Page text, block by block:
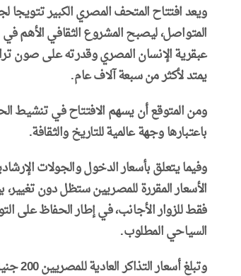
ويعد افتتاح المتحف المصري الكبير
المتواصل، ليصبح المشروع الثقافي الأهم
عبقرية الإنسان المصري وقدرته على صون
يمتد لأكثر من سبعة آلاف عام.
ومن المتوقع أن يسهم الافتتاح في تنشيط
باعتبارها وجهة عالمية للتاريخ والثقافة.
وفيما يتعلق بأسعار الدخول والجولات
الأسعار المقررة للمصريين ستظل دون
فقط للزوار الأجانب، في إطار الحفاظ على
السياحي المطلوب.